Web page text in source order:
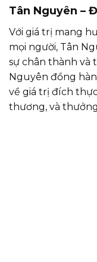
Tân Nguyên –
Với giá trị mang
mọi người, Tân
sự chân thành và
Nguyên đồng
về giá trị đích
thương, và